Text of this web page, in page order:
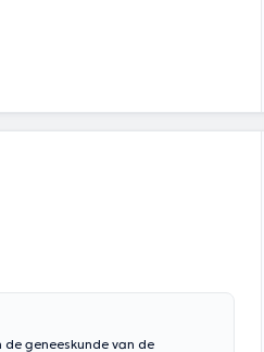
geneeskunde van de